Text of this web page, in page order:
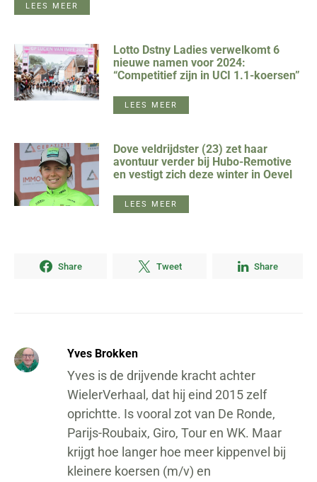
LEES MEER
Lotto Dstny Ladies verwelkomt 6
nieuwe namen voor 2024:
“Competitief zijn in UCI 1.1-koersen”
LEES MEER
Dove veldrijdster (23) zet haar
avontuur verder bij Hubo-Remotive
en vestigt zich deze winter in Oevel
LEES MEER
Share Tweet Share
Yves Brokken
Yves is de drijvende kracht achter
WielerVerhaal, dat hij eind 2015 zelf
oprichtte. Is vooral zot van De Ronde,
Parijs-Roubaix, Giro, Tour en WK. Maar
krijgt hoe langer hoe meer kippenvel bij
kleinere koersen (m/v) en